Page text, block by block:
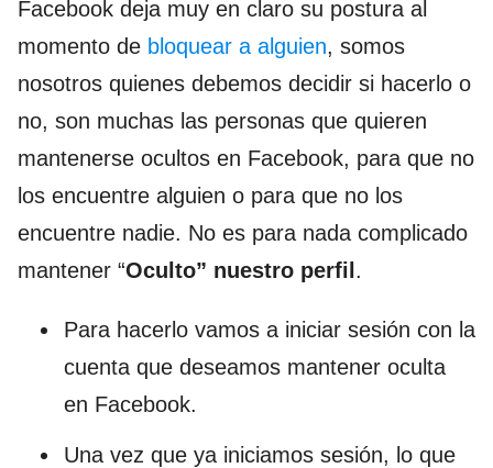
Facebook deja muy en claro su postura al
momento de bloquear a alguien, somos
nosotros quienes debemos decidir si hacerlo o
no, son muchas las personas que quieren
mantenerse ocultos en Facebook, para que no
los encuentre alguien o para que no los
encuentre nadie. No es para nada complicado
mantener “Oculto” nuestro perfil .
Para hacerlo vamos a iniciar sesión con la
cuenta que deseamos mantener oculta
en Facebook.
Una vez que ya iniciamos sesión, lo que